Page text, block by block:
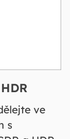
ve
s